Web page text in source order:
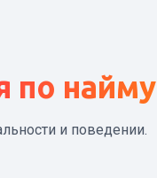
по найму
и поведении.